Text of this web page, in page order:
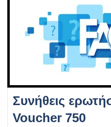
Συνήθεις
Voucher 750